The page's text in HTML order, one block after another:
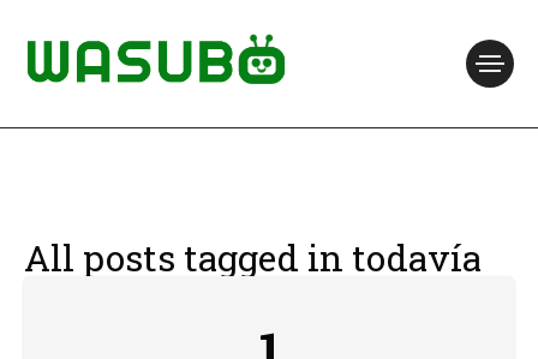
All posts tagged in todavía